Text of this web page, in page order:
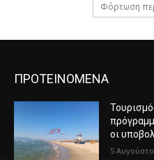
Φόρτωση
ΠΡΟΤΕΙΝΟΜΕΝΑ
οι
5